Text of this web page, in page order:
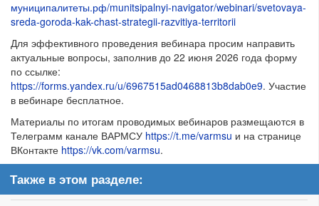
муниципалитеты.рф/munitsipalnyi-navigator/webinari/svetovaya-
sreda-goroda-kak-chast-strategii-razvitiya-territorii
Для эффективного проведения вебинара просим направить
актуальные вопросы, заполнив до 22 июня 2026 года форму
по ссылке:
https://forms.yandex.ru/u/6967515ad0468813b8dab0e9. Участие
в вебинаре бесплатное.
Материалы по итогам проводимых вебинаров размещаются в
Телеграмм канале ВАРМСУ https://t.me/varmsu и на странице
ВКонтакте https://vk.com/varmsu.
Также в этом разделе: